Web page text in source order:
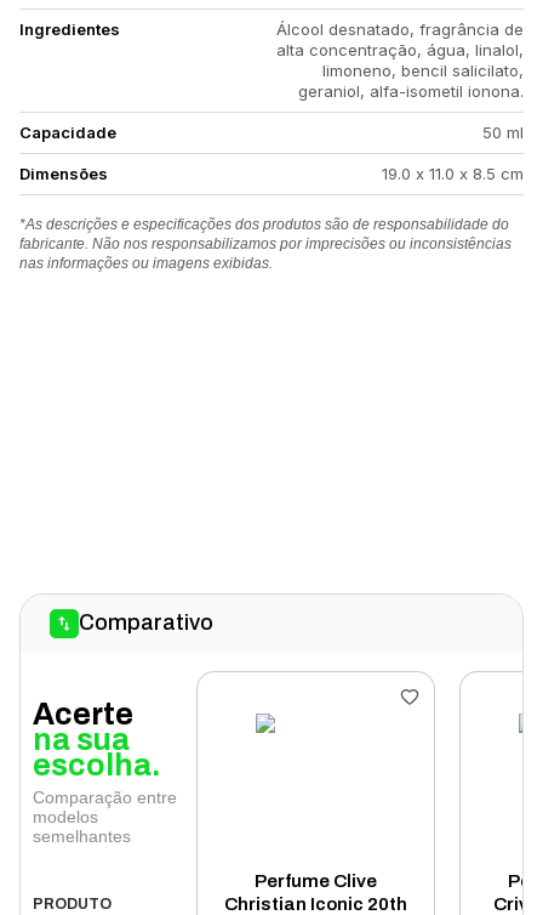
Ingredientes
Álcool desnatado, fragrância de
alta concentração, água, linalol,
limoneno, bencil salicilato,
geraniol, alfa-isometil ionona.
Capacidade 50 ml
Dimensões 19.0 x 11.0 x 8.5 cm
*As descrições e especificações dos produtos são de responsabilidade do
fabricante. Não nos responsabilizamos por imprecisões ou inconsistências
nas informações ou imagens exibidas.
Comparativo
Acerte
na sua
escolha.
Comparação entre
modelos
semelhantes
PRODUTO
Perfume Clive
Christian Iconic 20th